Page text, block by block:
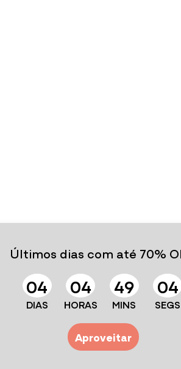
Últimos dias com até 70%
04
DIAS
04
HORAS
49
MINS
04
SEGS
Aproveitar